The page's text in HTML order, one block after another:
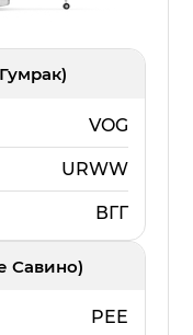
VOG
URWW
ВГГ
Савино)
PEE